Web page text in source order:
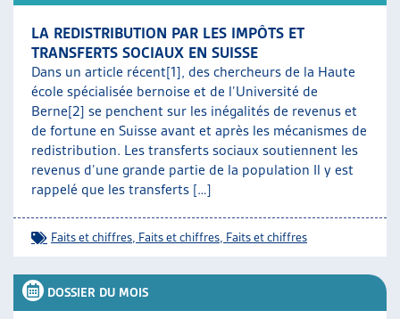
LA REDISTRIBUTION PAR LES IMPÔTS ET
TRANSFERTS SOCIAUX EN SUISSE
Dans un article récent[1], des chercheurs de la Haute
école spécialisée bernoise et de l’Université de
Berne[2] se penchent sur les inégalités de revenus et
de fortune en Suisse avant et après les mécanismes de
redistribution. Les transferts sociaux soutiennent les
revenus d’une grande partie de la population Il y est
rappelé que les transferts […]
Faits et chiffres Faits et chiffres Faits et chiffres
DOSSIER DU MOIS